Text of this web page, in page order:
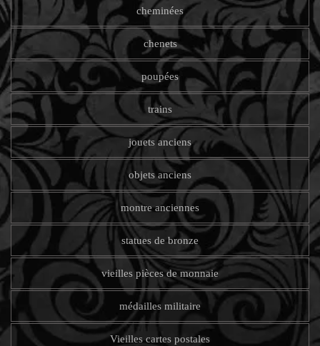
cheminées
chenets
poupées
trains
jouets anciens
objets anciens
montre anciennes
statues de bronze
vieilles pièces de monnaie
médailles militaire
Vieilles cartes postales